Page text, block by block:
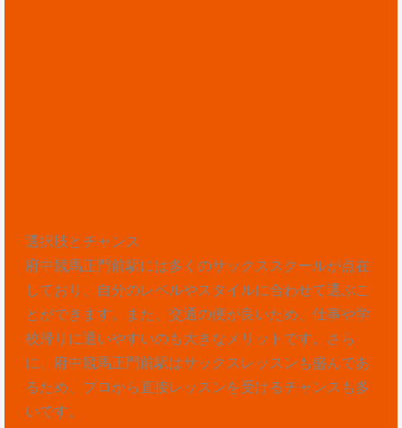
選択肢とチャンス
府中競馬正門前駅には多くのサックススクールが点在
しており、自分のレベルやスタイルに合わせて選ぶこ
とができます。また、交通の便が良いため、仕事や学
校帰りに通いやすいのも大きなメリットです。さら
に、府中競馬正門前駅はサックスレッスンも盛んであ
るため、プロから直接レッスンを受けるチャンスも多
いです。